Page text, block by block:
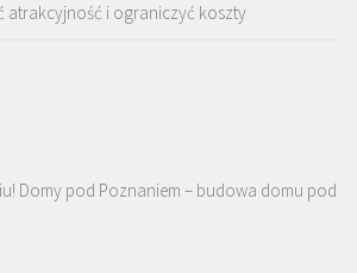
atrakcyjność i ograniczyć koszty
Domy pod Poznaniem – budowa domu pod